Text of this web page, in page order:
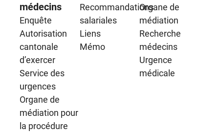
médecins
Enquête
Autorisation
cantonale
d’exercer
Service des
urgences
Organe de
médiation pour
la procédure
Recommandations
salariales
Liens
Mémo
Organe de
médiation
Recherche
médecins
Urgence
médicale